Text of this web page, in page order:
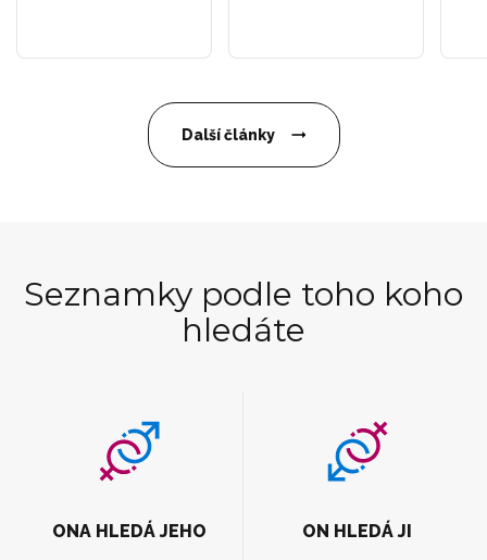
Další články
Seznamky podle toho koho
hledáte
ONA HLEDÁ JEHO ON HLEDÁ JI